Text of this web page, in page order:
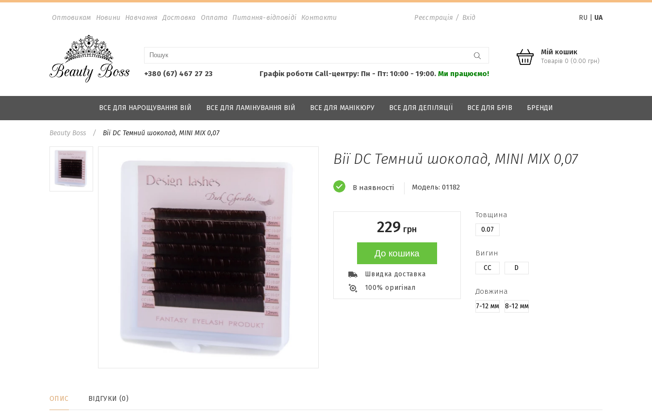
Оптовикам Новини Навчання Доставка Оплата Питання-відповіді Контакти Реєстрація / Вхід RU UA
+380 (67) 467 27 23 Графік роботи Call-центру: Пн - Пт: 10:00 - 19:00. Ми працюємо!
Мій кошик
Товарів 0 (0.00 грн)
ВСЕ ДЛЯ НАРОЩУВАННЯ ВІЙ ВСЕ ДЛЯ ЛАМІНУВАННЯ ВІЙ ВСЕ ДЛЯ МАНІКЮРУ ВСЕ ДЛЯ ДЕПІЛЯЦІЇ ВСЕ ДЛЯ БРІВ БРЕНДИ
Beauty Boss Вії DС Темний шоколад, MINI MIX 0,07
Вії DС Темний шоколад, MINI MIX 0,07
В наявності Модель: 01182
229 грн
До кошика
Швидка доставка
100% оригінал
Товщина
0.07
Вигин
CC D
Довжина
7-12 мм 8-12 мм
ОПИС ВІДГУКИ (0)